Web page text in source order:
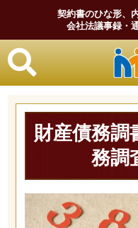
契約書のひな形、
会社法議事録・
財産債務調
務調